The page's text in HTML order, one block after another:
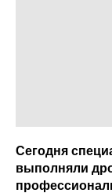
Сегодня
выполняли